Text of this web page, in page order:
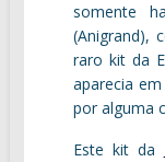
somente
(Anigrand),
raro kit da
aparecia
por alguma
Este kit da